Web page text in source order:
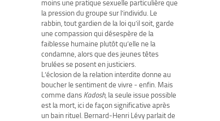
moins une pratique sexuelle particulière que
la pression du groupe sur l’individu. Le
rabbin, tout gardien de la loi qu’il soit, garde
une compassion qui désespère de la
faiblesse humaine plutôt qu’elle ne la
condamne, alors que des jeunes têtes
brulées se posent en justiciers.
L’éclosion de la relation interdite donne au
boucher le sentiment de vivre - enfin. Mais
comme dans Kadosh, la seule issue possible
est la mort, ici de façon significative après
un bain rituel. Bernard-Henri Lévy parlait de